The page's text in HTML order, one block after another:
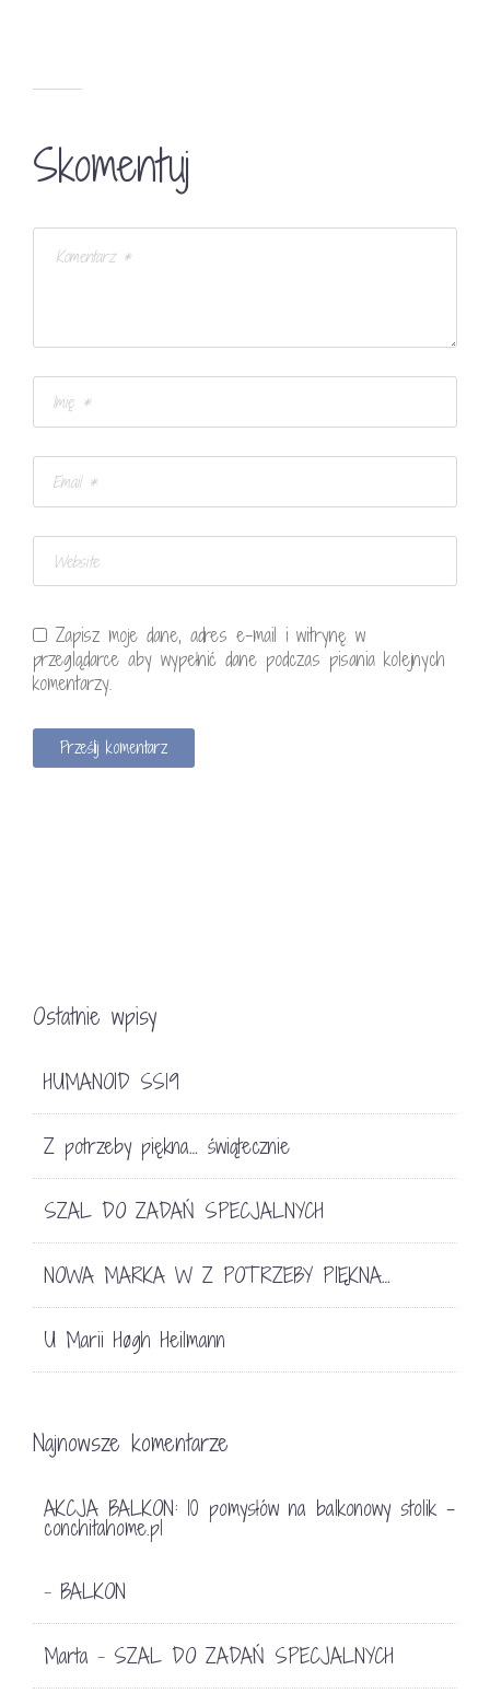
Skomentuj
Zapisz moje dane, adres e-mail i witrynę w
przeglądarce aby wypełnić dane podczas pisania kolejnych
komentarzy.
Ostatnie wpisy
HUMANOID SS19
Z potrzeby piękna… świątecznie
SZAL DO ZADAŃ SPECJALNYCH
NOWA MARKA W Z POTRZEBY PIĘKNA…
U Marii Høgh Heilmann
Najnowsze komentarze
AKCJA BALKON: 10 pomysłów na balkonowy stolik -
conchitahome.pl
- BALKON
Marta - SZAL DO ZADAŃ SPECJALNYCH